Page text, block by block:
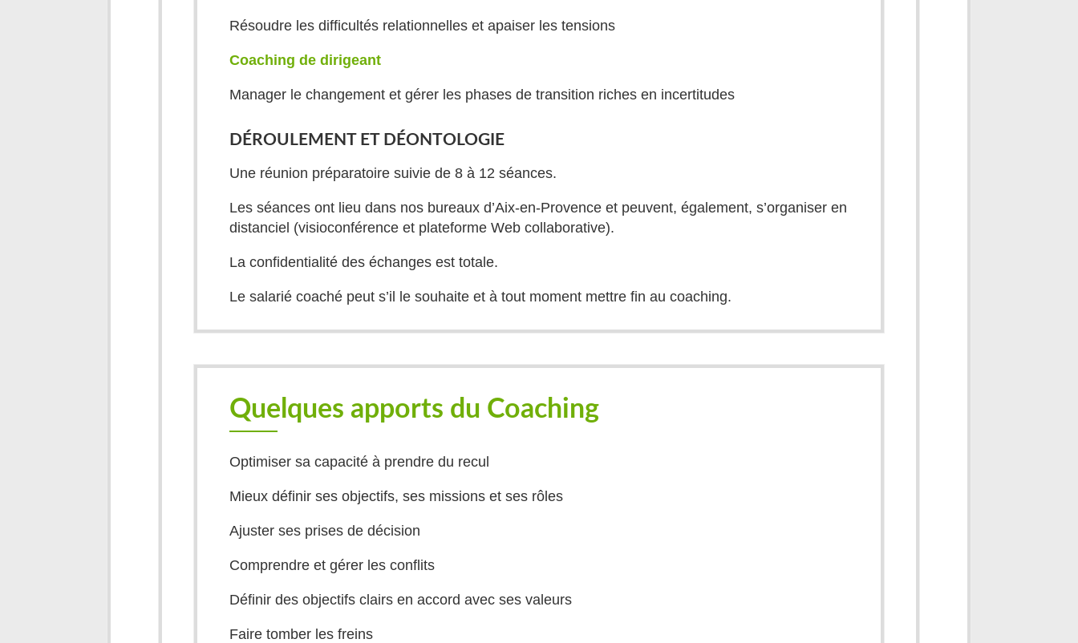
Résoudre les difficultés relationnelles et apaiser les tensions
Coaching de dirigeant
Manager le changement et gérer les phases de transition riches en incertitudes
DÉROULEMENT ET DÉONTOLOGIE
Une réunion préparatoire suivie de 8 à 12 séances.
Les séances ont lieu dans nos bureaux d’Aix-en-Provence et peuvent, également, s’organiser en
distanciel (visioconférence et plateforme Web collaborative).
La confidentialité des échanges est totale.
Le salarié coaché peut s’il le souhaite et à tout moment mettre fin au coaching.
Quelques apports du Coaching
Optimiser sa capacité à prendre du recul
Mieux définir ses objectifs, ses missions et ses rôles
Ajuster ses prises de décision
Comprendre et gérer les conflits
Définir des objectifs clairs en accord avec ses valeurs
Faire tomber les freins